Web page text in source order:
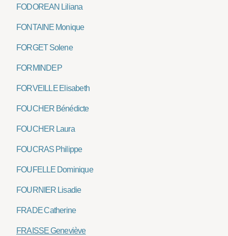
FODOREAN Liliana
FONTAINE Monique
FORGET Solene
FORMINDEP
FORVEILLE Elisabeth
FOUCHER Bénédicte
FOUCHER Laura
FOUCRAS Philippe
FOUFELLE Dominique
FOURNIER Lisadie
FRADE Catherine
FRAISSE Geneviève